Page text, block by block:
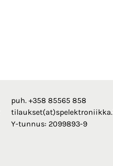
puh. +358 85565 858
Y-tunnus: 2099893-9